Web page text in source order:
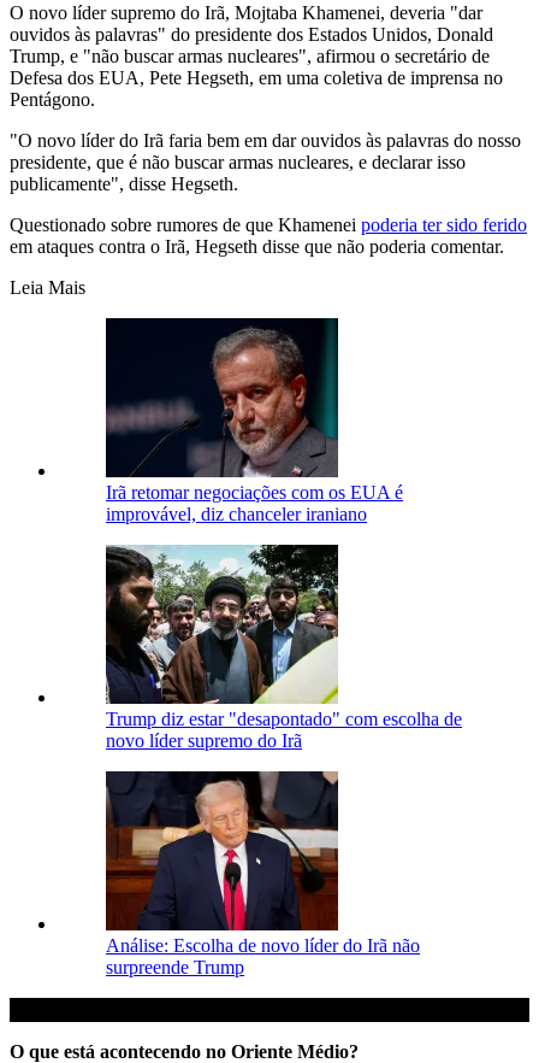
O novo líder supremo do Irã, Mojtaba Khamenei, deveria "dar
ouvidos às palavras" do presidente dos Estados Unidos, Donald
Trump, e "não buscar armas nucleares", afirmou o secretário de
Defesa dos EUA, Pete Hegseth, em uma coletiva de imprensa no
Pentágono.
"O novo líder do Irã faria bem em dar ouvidos às palavras do nosso
presidente, que é não buscar armas nucleares, e declarar isso
publicamente", disse Hegseth.
Questionado sobre rumores de que Khamenei poderia ter sido ferido
em ataques contra o Irã, Hegseth disse que não poderia comentar.
Leia Mais
Irã retomar negociações com os EUA é
improvável, diz chanceler iraniano
Trump diz estar "desapontado" com escolha de
novo líder supremo do Irã
Análise: Escolha de novo líder do Irã não
surpreende Trump
O que está acontecendo no Oriente Médio?